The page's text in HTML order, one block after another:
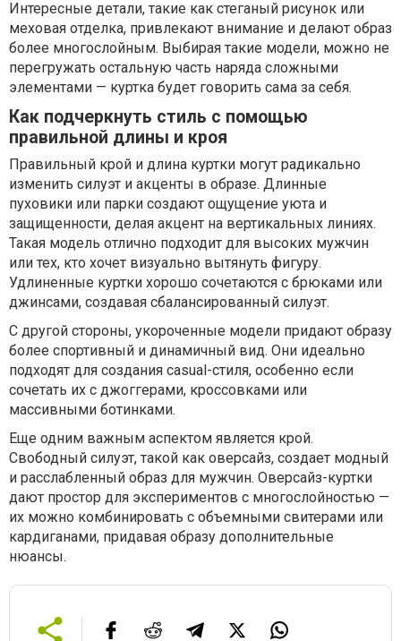
Интересные детали, такие как стеганый рисунок или
меховая отделка, привлекают внимание и делают образ
более многослойным. Выбирая такие модели, можно не
перегружать остальную часть наряда сложными
элементами — куртка будет говорить сама за себя.
Как подчеркнуть стиль с помощью
правильной длины и кроя
Правильный крой и длина куртки могут радикально
изменить силуэт и акценты в образе. Длинные
пуховики или парки создают ощущение уюта и
защищенности, делая акцент на вертикальных линиях.
Такая модель отлично подходит для высоких мужчин
или тех, кто хочет визуально вытянуть фигуру.
Удлиненные куртки хорошо сочетаются с брюками или
джинсами, создавая сбалансированный силуэт.
С другой стороны, укороченные модели придают образу
более спортивный и динамичный вид. Они идеально
подходят для создания casual-стиля, особенно если
сочетать их с джоггерами, кроссовками или
массивными ботинками.
Еще одним важным аспектом является крой.
Свободный силуэт, такой как оверсайз, создает модный
и расслабленный образ для мужчин. Оверсайз-куртки
дают простор для экспериментов с многослойностью —
их можно комбинировать с объемными свитерами или
кардиганами, придавая образу дополнительные
нюансы.